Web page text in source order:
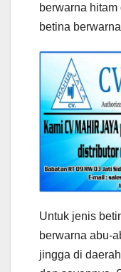
berwarna
betina
Untuk jenis
berwarna abu-
jingga di